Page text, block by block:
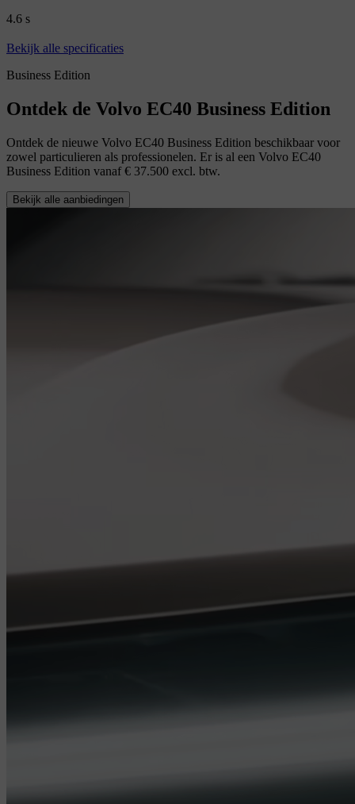
4.6 s
Bekijk alle specificaties
Business Edition
Ontdek de Volvo EC40 Business Edition
Ontdek de nieuwe Volvo EC40 Business Edition beschikbaar voor
zowel particulieren als professionelen. Er is al een Volvo EC40
Business Edition vanaf € 37.500 excl. btw.
Bekijk alle aanbiedingen